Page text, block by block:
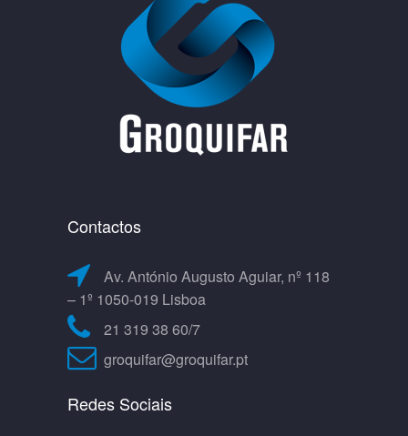
Contactos
Av. António Augusto Aguiar, nº 118
– 1º 1050-019 Lisboa
21 319 38 60/7
groquifar@groquifar.pt
Redes Sociais